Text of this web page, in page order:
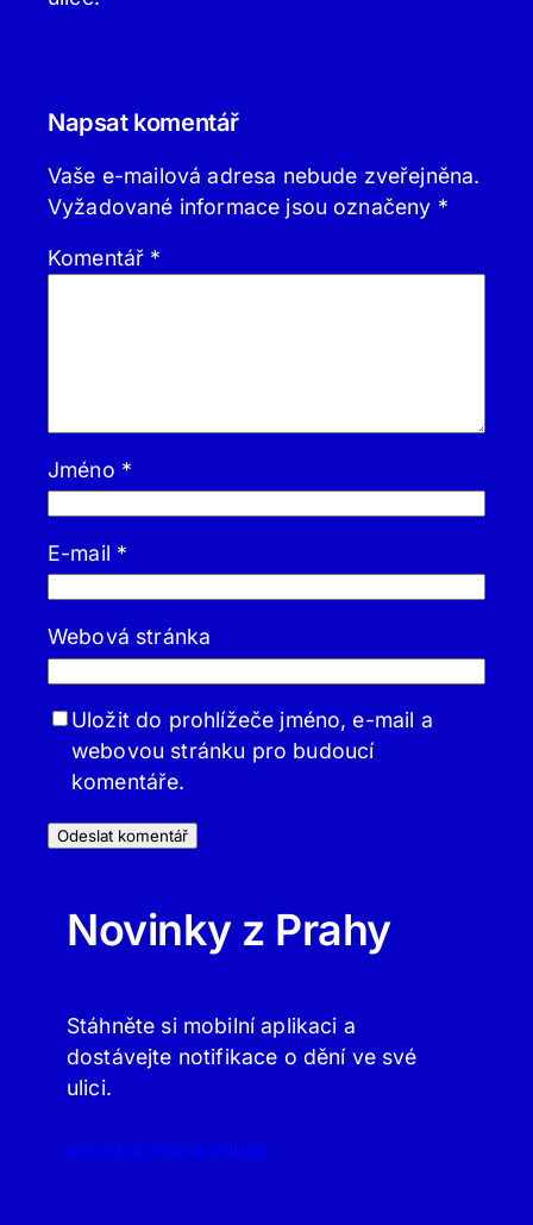
Napsat komentář
Vaše e-mailová adresa nebude zveřejněna.
Vyžadované informace jsou označeny *
Komentář *
Jméno *
E-mail *
Webová stránka
Uložit do prohlížeče jméno, e-mail a
webovou stránku pro budoucí
komentáře.
Novinky z Prahy
Stáhněte si mobilní aplikaci a
dostávejte notifikace o dění ve své
ulici.
APLIKACE PRAHA.ONLINE